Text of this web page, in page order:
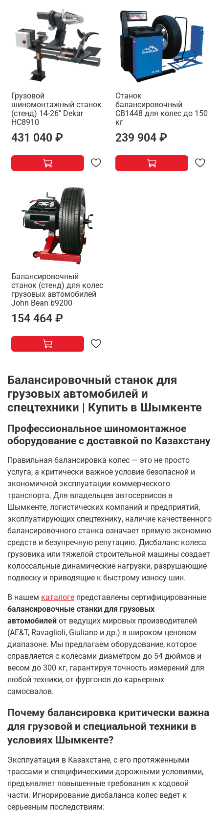
Грузовой
шиномонтажный станок
(стенд) 14-26" Dekar
HC8910
431 040 ₽
Станок
балансировочный
CB1448 для колес до 150
кг
239 904 ₽
Балансировочный
станок (стенд) для колес
грузовых автомобилей
Jоhn Bean b9200
154 464 ₽
Балансировочный станок для
грузовых автомобилей и
спецтехники | Купить в Шымкенте
Профессиональное шиномонтажное
оборудование с доставкой по Казахстану
Правильная балансировка колес — это не просто
услуга, а критически важное условие безопасной и
экономичной эксплуатации коммерческого
транспорта. Для владельцев автосервисов в
Шымкенте, логистических компаний и предприятий,
эксплуатирующих спецтехнику, наличие качественного
балансировочного станка означает прямую экономию
средств и безупречную репутацию. Дисбаланс колеса
грузовика или тяжелой строительной машины создает
колоссальные динамические нагрузки, разрушающие
подвеску и приводящие к быстрому износу шин.
В нашем каталоге представлены сертифицированные
балансировочные станки для грузовых
автомобилей от ведущих мировых производителей
(AE&T, Ravaglioli, Giuliano и др.) в широком ценовом
диапазоне. Мы предлагаем оборудование, которое
справляется с колесами диаметром до 54 дюймов и
весом до 300 кг, гарантируя точность измерений для
любой техники, от фургонов до карьерных
самосвалов.
Почему балансировка критически важна
для грузовой и специальной техники в
условиях Шымкенте?
Эксплуатация в Казахстане, с его протяженными
трассами и специфическими дорожными условиями,
предъявляет повышенные требования к ходовой
части. Игнорирование дисбаланса колес ведет к
серьезным последствиям: